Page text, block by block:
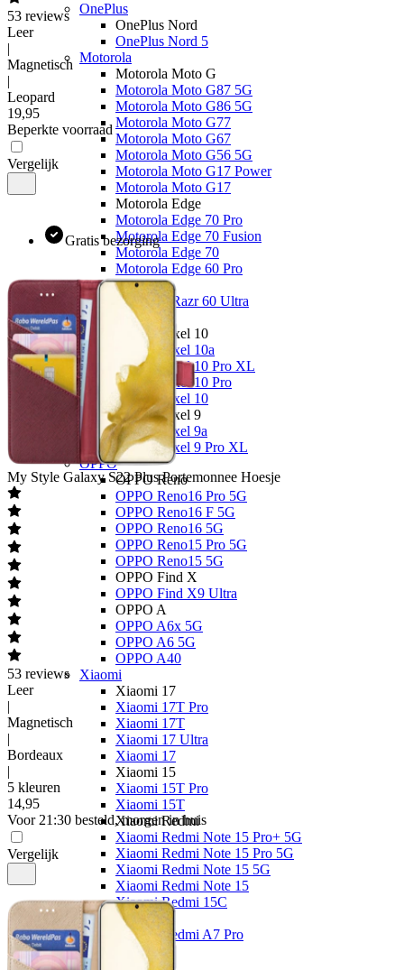
OnePlus
OnePlus Nord
OnePlus Nord 5
Motorola
Motorola Moto G
Motorola Moto G87 5G
Motorola Moto G86 5G
Motorola Moto G77
Motorola Moto G67
Motorola Moto G56 5G
Motorola Moto G17 Power
Motorola Moto G17
Motorola Edge
Motorola Edge 70 Pro
Motorola Edge 70 Fusion
Motorola Edge 70
Motorola Edge 60 Pro
Overige
Motorola Razr 60 Ultra
Google
Google Pixel 10
Google Pixel 10a
Google Pixel 10 Pro XL
Google Pixel 10 Pro
Google Pixel 10
Google Pixel 9
Google Pixel 9a
Google Pixel 9 Pro XL
OPPO
OPPO Reno
OPPO Reno16 Pro 5G
OPPO Reno16 F 5G
OPPO Reno16 5G
OPPO Reno15 Pro 5G
OPPO Reno15 5G
OPPO Find X
OPPO Find X9 Ultra
OPPO A
OPPO A6x 5G
OPPO A6 5G
OPPO A40
Xiaomi
Xiaomi 17
Xiaomi 17T Pro
Xiaomi 17T
Xiaomi 17 Ultra
Xiaomi 17
Xiaomi 15
Xiaomi 15T Pro
Xiaomi 15T
Xiaomi Redmi
Xiaomi Redmi Note 15 Pro+ 5G
Xiaomi Redmi Note 15 Pro 5G
Xiaomi Redmi Note 15 5G
Xiaomi Redmi Note 15
Xiaomi Redmi 15C
Overige
Xiaomi Redmi A7 Pro
Nothing
Nothing
53 reviews
Leer
|
Magnetisch
|
Leopard
19,95
Beperkte voorraad
Vergelijk
Gratis bezorging
My Style Galaxy S22 Plus Portemonnee Hoesje
53 reviews
Leer
|
Magnetisch
|
Bordeaux
|
5 kleuren
14,95
Voor 21:30 besteld, morgen in huis
Vergelijk